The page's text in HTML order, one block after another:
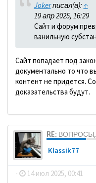
Jokerписал(а): ↑
19 апр 2025, 16:29
Сайт и форум
ванильную
Сайт попадает под
документально то что
контент не придется.
доказательства будут.
RE:
Klassik77
- 14 июл 2025, 00:41